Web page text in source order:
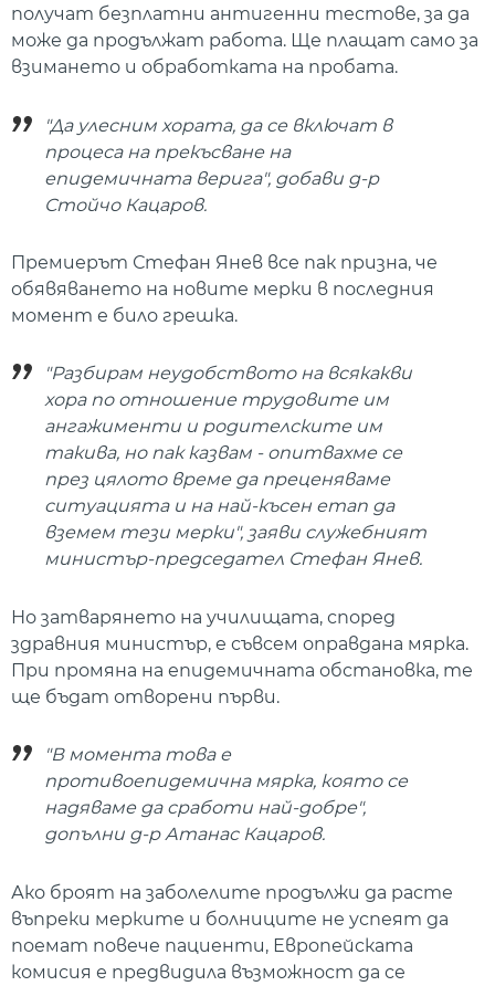
получат безплатни антигенни тестове, за да
може да продължат работа. Ще плащат само за
взимането и обработката на пробата.
"Да улесним хората, да се включат в
процеса на прекъсване на
епидемичната верига", добави д-р
Стойчо Кацаров.
Премиерът Стефан Янев все пак призна, че
обявяването на новите мерки в последния
момент е било грешка.
"Разбирам неудобството на всякакви
хора по отношение трудовите им
ангажименти и родителските им
такива, но пак казвам - опитвахме се
през цялото време да преценяваме
ситуацията и на най-късен етап да
вземем тези мерки", заяви служебният
министър-председател Стефан Янев.
Но затварянето на училищата, според
здравния министър, е съвсем оправдана мярка.
При промяна на епидемичната обстановка, те
ще бъдат отворени първи.
"В момента това е
противоепидемична мярка, която се
надяваме да сработи най-добре",
допълни д-р Атанас Кацаров.
Ако броят на заболелите продължи да расте
въпреки мерките и болниците не успеят да
поемат повече пациенти, Европейската
комисия е предвидила възможност да се